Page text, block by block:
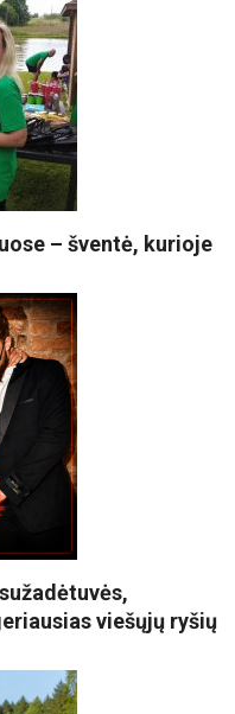
– šventė, kurioje
viešųjų ryšių